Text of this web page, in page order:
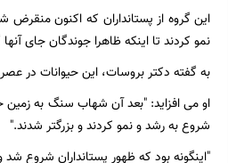
نمو کردند تا اینکه ظاهرا جوندگان جای آنها
به گفته دکتر بروسات، این حیوانات در
او می افزاید:‌ "بعد آن شهاب سنگ به زمین
شروع به رشد و نمو کردند و بزرگتر شدند."
"اینگونه بود که ظهور پستانداران شروع